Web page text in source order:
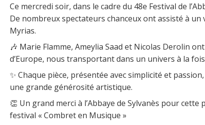
Ce mercredi soir, dans le cadre du 48e Festival de
De nombreux spectateurs chanceux ont assisté à
Myrias.
🎶 Marie Flamme, Ameylia Saad et Nicolas Derolin
d’Europe, nous transportant dans un univers à la
✨ Chaque pièce, présentée avec simplicité et
une grande générosité artistique.
👏 Un grand merci à l’Abbaye de Sylvanès pour
festival « Combret en Musique »